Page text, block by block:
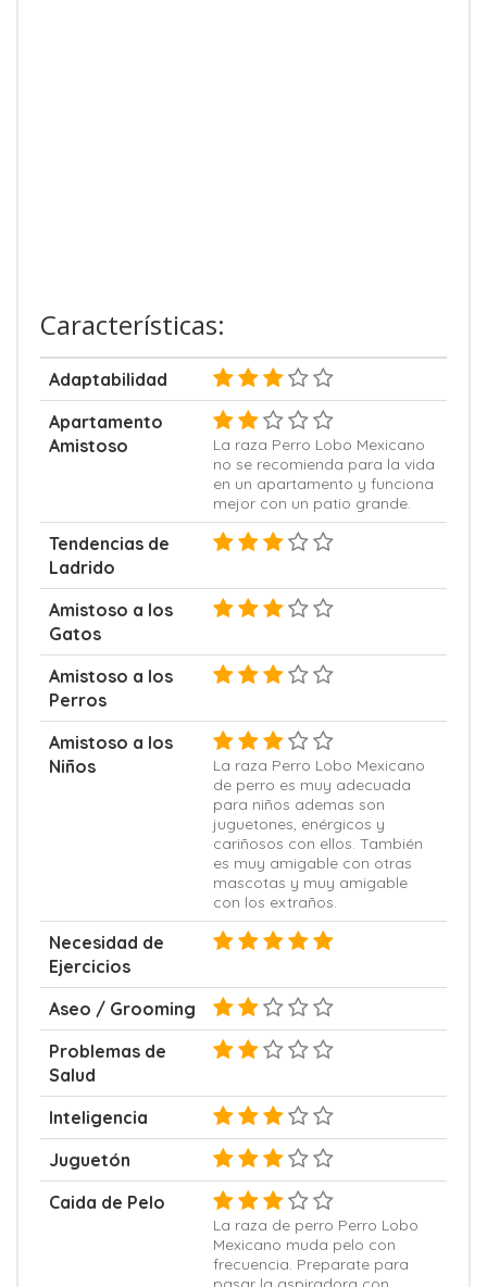
Características:
Adaptabilidad
Apartamento
Amistoso
La raza Perro Lobo Mexicano
no se recomienda para la vida
en un apartamento y funciona
mejor con un patio grande.
Tendencias de
Ladrido
Amistoso a los
Gatos
Amistoso a los
Perros
Amistoso a los
Niños
La raza Perro Lobo Mexicano
de perro es muy adecuada
para niños ademas son
juguetones, enérgicos y
cariñosos con ellos. También
es muy amigable con otras
mascotas y muy amigable
con los extraños.
Necesidad de
Ejercicios
Aseo / Grooming
Problemas de
Salud
Inteligencia
Juguetón
Caida de Pelo
La raza de perro Perro Lobo
Mexicano muda pelo con
frecuencia. Preparate para